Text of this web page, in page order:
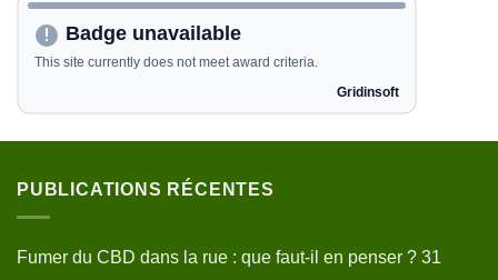
PUBLICATIONS RÉCENTES
Fumer du CBD dans la rue : que faut-il en penser ? 31